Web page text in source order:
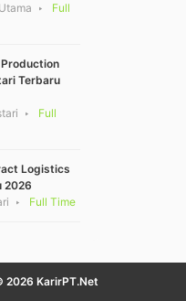
Full
Terbaru
Full
Logistics
2026
Full Time
2026 KarirPT.Net